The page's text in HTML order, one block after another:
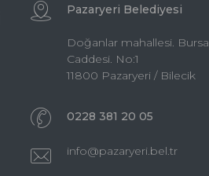
Pazaryeri Belediyesi
Doğanlar mahallesi. Bursa
Caddesi. No:1
11800 Pazaryeri / Bilecik
0228 381 20 05
info@pazaryeri.bel.tr